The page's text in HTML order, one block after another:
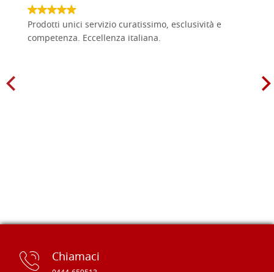
Prodotti unici servizio curatissimo, esclusività e
competenza. Eccellenza italiana.
Chiamaci